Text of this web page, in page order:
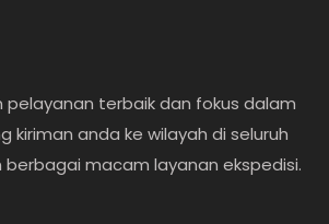
pelayanan terbaik dan fokus dalam
kiriman anda ke wilayah di seluruh
macam layanan ekspedisi.